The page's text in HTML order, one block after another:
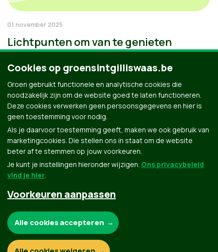
01 november 2025
Lichtpunten om van te genieten
Groen.be
Contact Privacybeleid
Cookies op groensintgilliswaas.be
Groen gebruikt functionele en analytische cookies die
noodzakelijk zijn om de website goed te laten functioneren.
Deze cookies verwerken geen persoonsgegevens en hier is
geen toestemming voor nodig.
Als je daarvoor toestemming geeft, maken we ook gebruik van
marketingcookies. Die stellen ons in staat om de website
beter af te stemmen op jouw voorkeuren.
Je kunt je instellingen hieronder wijzigen. Ons privacybeleid
vind je hier.
Voorkeuren aanpassen
Functionele en analytische cookies:
Alle cookies accepteren